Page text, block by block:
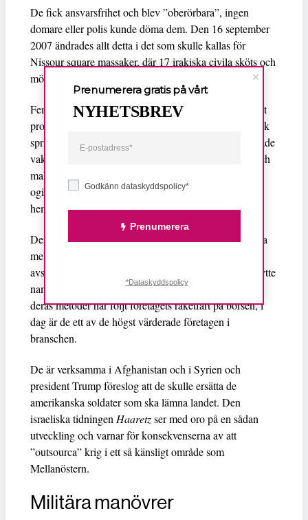
De fick ansvarsfrihet och blev ”oberörbara”, ingen
domare eller polis kunde döma dem. Den 16 september
2007 ändrades allt detta i det som skulle kallas för
Nissour square massaker, där 17 irakiska civila sköts och
mördades av Blackwaters legoknektar.
Fem vittnen intygade att vakterna sköt utan att ha blivit
provocerade och att både civila och irakiska poliser fick
springa för livet för att söka skydd. Fem av de anklagade
vakterna anklagades och befanns skyldiga till mord och
maktmissbruk i en rättegång i USA. Men domen
ogillades av en högre instans och företaget betalade i
hemlighet stora summor till offrens familjer.
Denna incident påverkade de diplomatiska relationerna
mellan Irak och USA och Blackwater blev tillfälligt
avstängt från landet. Men snart kom de tillbaka och bytte
namn och opererade under falsk flagg. Kritiken mot
deras metoder har följt företagets raketfart på börsen, i
dag är de ett av de högst värderade företagen i
branschen.
De är verksamma i Afghanistan och i Syrien och
president Trump föreslog att de skulle ersätta de
amerikanska soldater som ska lämna landet. Den
israeliska tidningen Haaretzser med oro på en sådan
utveckling och varnar för konsekvenserna av att
”outsourca” krig i ett så känsligt område som
Mellanöstern.
Militära manövrer
Godkänn dataskyddspolicy*
Prenumerera
Prenumerera gratis på vårt
NYHETSBREV
*Dataskyddspolicy